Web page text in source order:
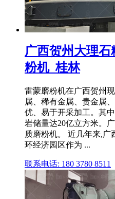
广西贺州大理
粉机_桂林
雷蒙磨粉机在广西贺州
属、稀有金属、贵金属
优、易于开采加工。其
岩储量达20亿立方米。
质磨粉机。 近几年来,
环经济园区作为 ...
联系电话: 180 3780 8511